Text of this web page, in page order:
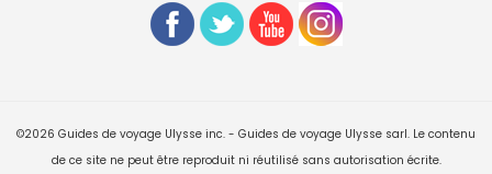
©2026 Guides de voyage Ulysse inc. - Guides de voyage Ulysse sarl. Le contenu
de ce site ne peut être reproduit ni réutilisé sans autorisation écrite.